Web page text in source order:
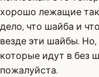
хорошо лежащие
дело, что шайба и
везде эти шайбы.
которые идут в без
пожалуйста.